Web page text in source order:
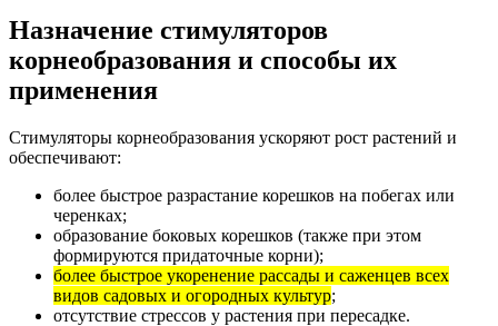
Назначение стимуляторов
корнеобразования и способы их
применения
Стимуляторы корнеобразования ускоряют рост растений и
обеспечивают:
более быстрое разрастание корешков на побегах или
черенках;
образование боковых корешков (также при этом
формируются придаточные корни);
более быстрое укоренение рассады и саженцев всех
видов садовых и огородных культур;
отсутствие стрессов у растения при пересадке.